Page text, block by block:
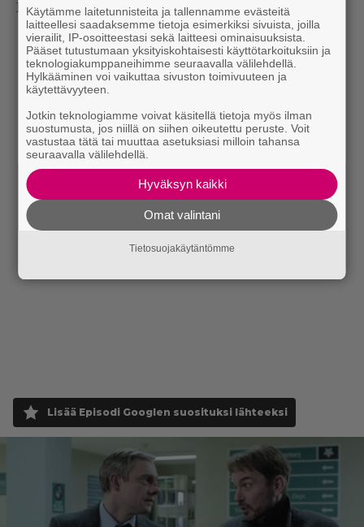
Lähde:IMDb
Lisää Episodi Googlen suosituksi lähteeksi
Käytämme laitetunnisteita ja tallennamme evästeitä
laitteellesi saadaksemme tietoja esimerkiksi sivuista, joilla
vierailit, IP-osoitteestasi sekä laitteesi ominaisuuksista.
Pääset tutustumaan yksityiskohtaisesti käyttötarkoituksiin ja
teknologiakumppaneihimme seuraavalla välilehdellä.
Hylkääminen voi vaikuttaa sivuston toimivuuteen ja
käytettävyyteen.
Jotkin teknologiamme voivat käsitellä tietoja myös ilman
suostumusta, jos niillä on siihen oikeutettu peruste. Voit
vastustaa tätä tai muuttaa asetuksiasi milloin tahansa
seuraavalla välilehdellä.
Hyväksyn kaikki
Omat valintani
Tietosuojakäytäntömme